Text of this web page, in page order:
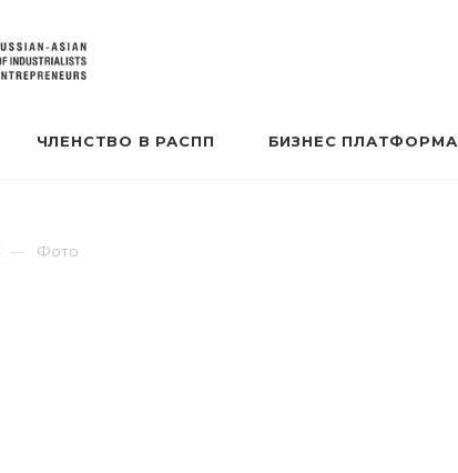
ЧЛЕНСТВО В РАСПП БИЗНЕС ПЛАТФОРМА
Фото